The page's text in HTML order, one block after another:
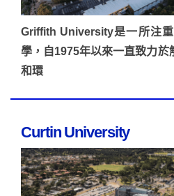
Griffith University是一所注
學，自1975年以來一直致力於
和環
Curtin University